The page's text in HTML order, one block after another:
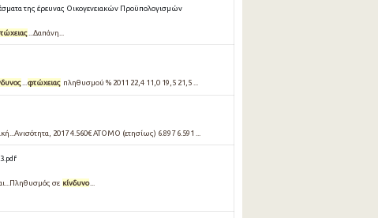
της έρευνας Οικογενειακών Προϋπολογισμών
...Δαπάνη...
...φτώχειας πληθυσμού % 2011 22,4 11,0 19,5 21,5 ...
2017 4.560€ ΑΤΟΜΟ (ετησίως) 6.897 6.591 ...
σε κίνδυνο...